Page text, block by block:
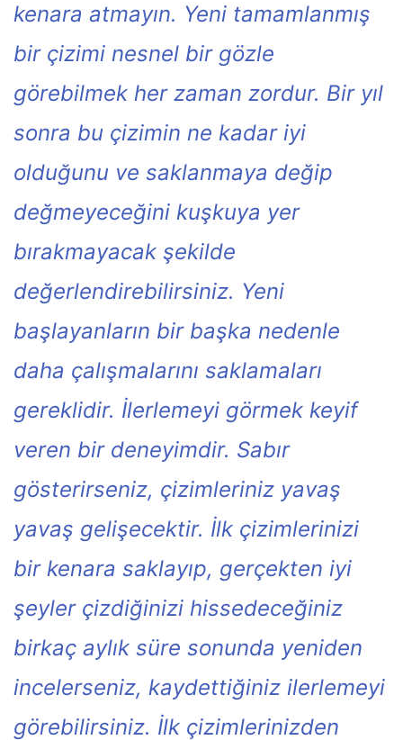
kenara atmayın. Yeni tamamlanmış
bir çizimi nesnel bir gözle
görebilmek her zaman zordur. Bir yıl
sonra bu çizimin ne kadar iyi
olduğunu ve saklanmaya değip
değmeyeceğini kuşkuya yer
bırakmayacak şekilde
değerlendirebilirsiniz. Yeni
başlayanların bir başka nedenle
daha çalışmalarını saklamaları
gereklidir. İlerlemeyi görmek keyif
veren bir deneyimdir. Sabır
gösterirseniz, çizimleriniz yavaş
yavaş gelişecektir. İlk çizimlerinizi
bir kenara saklayıp, gerçekten iyi
şeyler çizdiğinizi hissedeceğiniz
birkaç aylık süre sonunda yeniden
incelerseniz, kaydettiğiniz ilerlemeyi
görebilirsiniz. İlk çizimlerinizden